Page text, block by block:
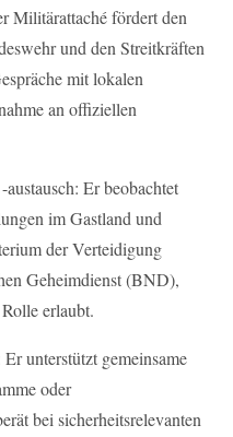
Militärattaché fördert den
und den Streitkräften
mit lokalen
an offiziellen
Er beobachtet
im Gastland und
der Verteidigung
Geheimdienst (BND),
erlaubt.
unterstützt gemeinsame
oder
bei sicherheitsrelevanten